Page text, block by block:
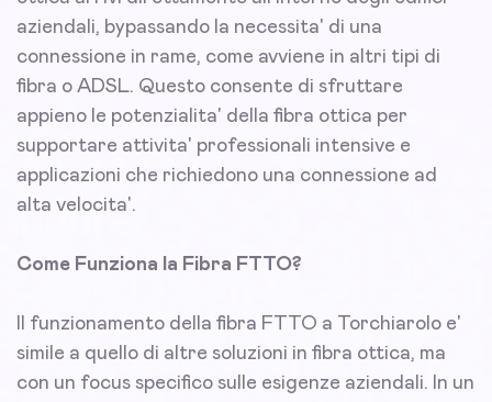
aziendali, bypassando la necessita' di una
connessione in rame, come avviene in altri tipi di
fibra o ADSL. Questo consente di sfruttare
appieno le potenzialita' della fibra ottica per
supportare attivita' professionali intensive e
applicazioni che richiedono una connessione ad
alta velocita'.
Come Funziona la Fibra FTTO?
Il funzionamento della fibra FTTO a Torchiarolo e'
simile a quello di altre soluzioni in fibra ottica, ma
con un focus specifico sulle esigenze aziendali. In un